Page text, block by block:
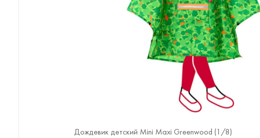
Дождевик детский Mini Maxi Greenwood (1 /8)